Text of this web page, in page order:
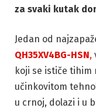
za svaki kutak
Jedan od
QH35XV4BG-HSN,
koji se ističe
učinkovitom
u crnoj, dolazi i u